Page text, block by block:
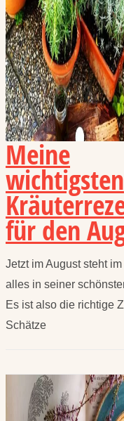
Meine
wichtigsten
für den
Jetzt im August steht im
alles in seiner
Es ist also die richtige
Schätze